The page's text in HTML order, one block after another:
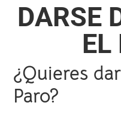
DARSE
EL
¿Quieres
Paro?